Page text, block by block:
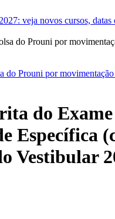
veja novos cursos, datas
do Prouni por movimentação
do
Específica
Vestibular